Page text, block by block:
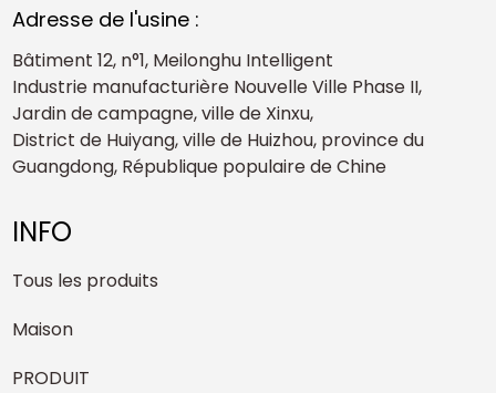
Adresse de l'usine :
Bâtiment 12, n°1, Meilonghu Intelligent
Industrie manufacturière Nouvelle Ville Phase II,
Jardin de campagne, ville de Xinxu,
District de Huiyang, ville de Huizhou, province du
Guangdong, République populaire de Chine
INFO
Tous les produits
Maison
PRODUIT